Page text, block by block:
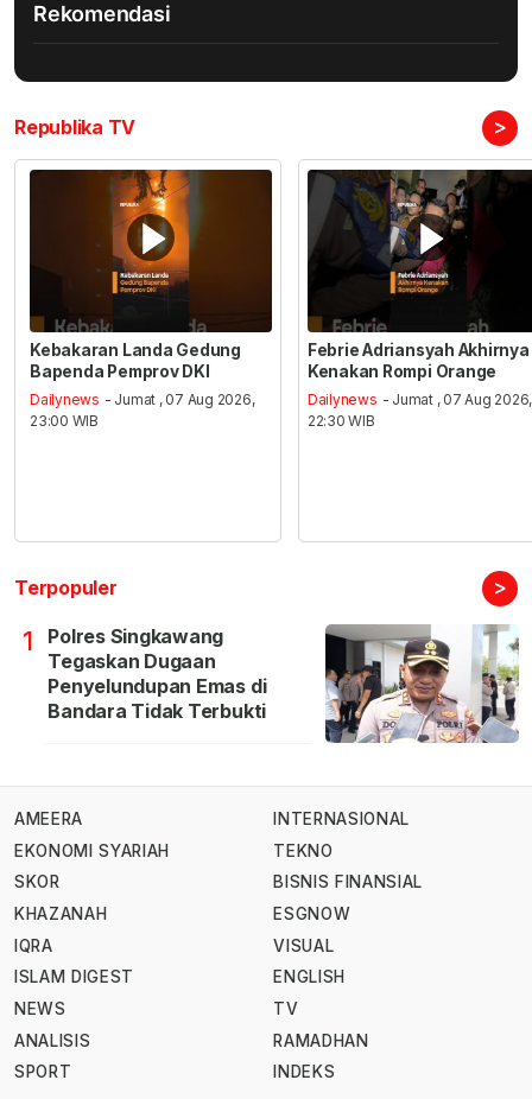
Rekomendasi
Republika TV >
Kebakaran Landa Gedung
Bapenda Pemprov DKI
Dailynews - Jumat , 07 Aug 2026,
23:00 WIB
Febrie Adriansyah Akhirnya
Kenakan Rompi Orange
Dailynews - Jumat , 07 Aug 2026,
22:30 WIB
Terpopuler >
1
Polres Singkawang
Tegaskan Dugaan
Penyelundupan Emas di
Bandara Tidak Terbukti
AMEERA
EKONOMI SYARIAH
SKOR
KHAZANAH
IQRA
ISLAM DIGEST
NEWS
ANALISIS
SPORT
INTERNASIONAL
TEKNO
BISNIS FINANSIAL
ESGNOW
VISUAL
ENGLISH
TV
RAMADHAN
INDEKS